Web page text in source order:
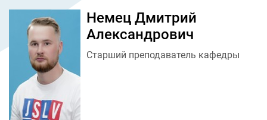
Немец Дмитрий
Александрович
Старший преподаватель кафедры